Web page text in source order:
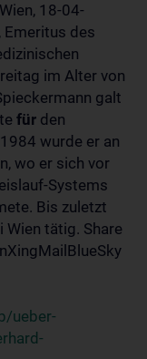
18-04-
Emeritus des
im Alter von
galt
für den
wurde er an
wo er sich vor
Systems
Bis zuletzt
Wien tätig. Share
ueber-